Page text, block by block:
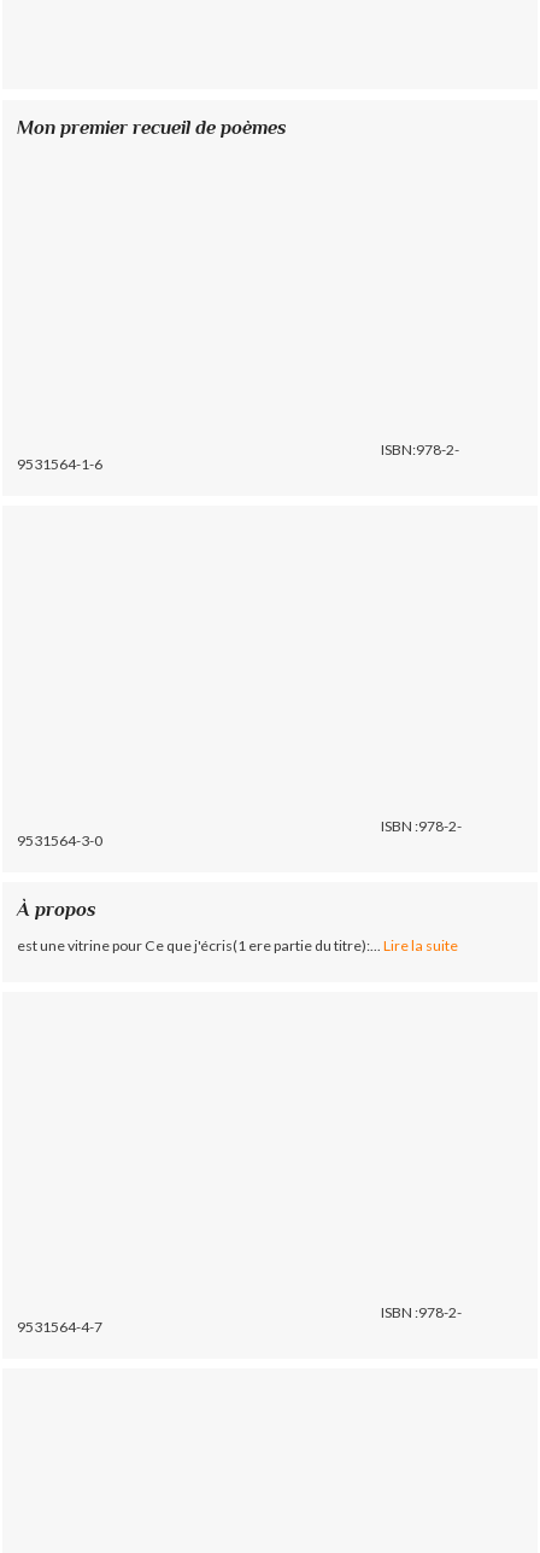
Mon premier recueil de poèmes
ISBN:978-2-
9531564-1-6
ISBN :978-2-
9531564-3-0
À propos
est une vitrine pour Ce que j'écris(1 ere partie du titre):... Lire la suite
ISBN :978-2-
9531564-4-7